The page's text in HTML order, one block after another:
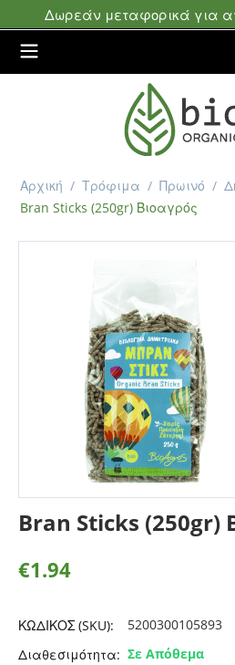
Δωρεάν μεταφορικά για
Αρχική / Τρόφιμα / Πρωινό /
Bran Sticks (250gr) Βιοαγρός
Bran Sticks (250gr)
€1.94
ΚΩΔΙΚΟΣ (SKU):
5200300105893
Διαθεσιμότητα: Σε Απόθεμα